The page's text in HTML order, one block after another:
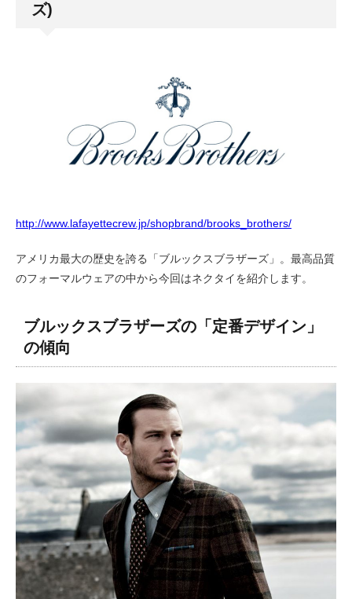
ズ)
http://www.lafayettecrew.jp/shopbrand/brooks_brothers/
アメリカ最大の歴史を誇る「ブルックスブラザーズ」。最高品質
のフォーマルウェアの中から今回はネクタイを紹介します。
ブルックスブラザーズの「定番デザイン」
の傾向